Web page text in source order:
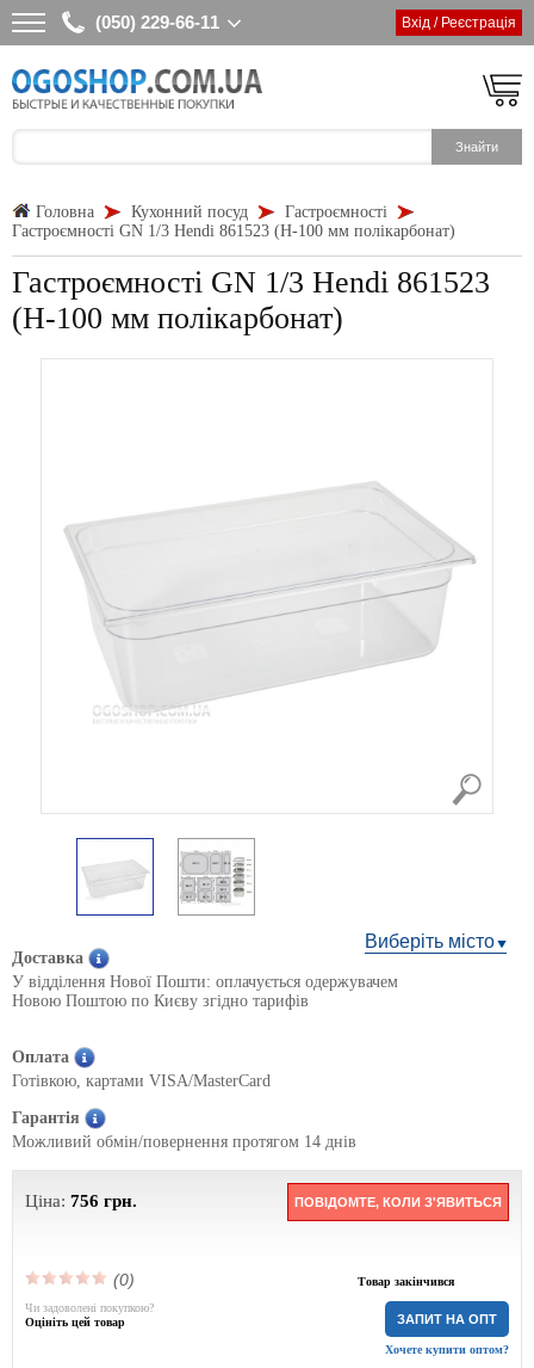
(050) 229-66-11 Вхід / Реєстрація
Головна Кухонний посуд
Гастроємності
Гастроємності GN 1/3 Hendi 861523 (Н-100 мм полікарбонат)
Гастроємності GN 1/3 Hendi 861523
(Н-100 мм полікарбонат)
Виберіть місто
Доставка
У відділення Нової Пошти: оплачується одержувачем
Новою Поштою по Києву згідно тарифів
Оплата
Готівкою, картами VISA/MasterCard
Гарантія
Можливий обмін/повернення протягом 14 днів
Ціна: 756 грн. ПОВІДОМТЕ, КОЛИ З'ЯВИТЬСЯ
(0) Товар закінчився
ЗАПИТ НА ОПТ
Хочете купити оптом?
Чи задоволені покупкою?
Оцініть цей товар